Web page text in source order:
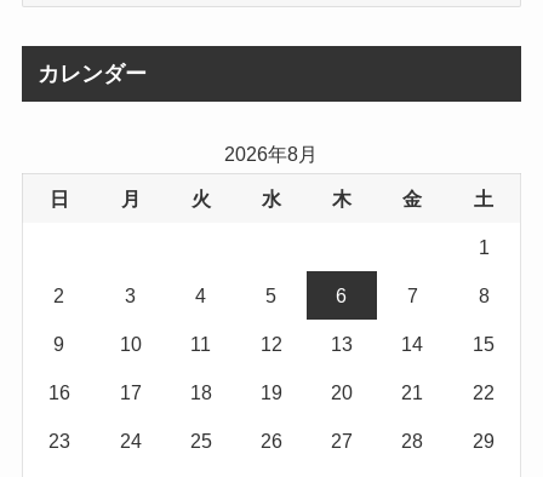
カレンダー
2026年8月
日 月 火 水 木 金 土
1
2 3 4 5 6 7 8
9 10 11 12 13 14 15
16 17 18 19 20 21 22
23 24 25 26 27 28 29